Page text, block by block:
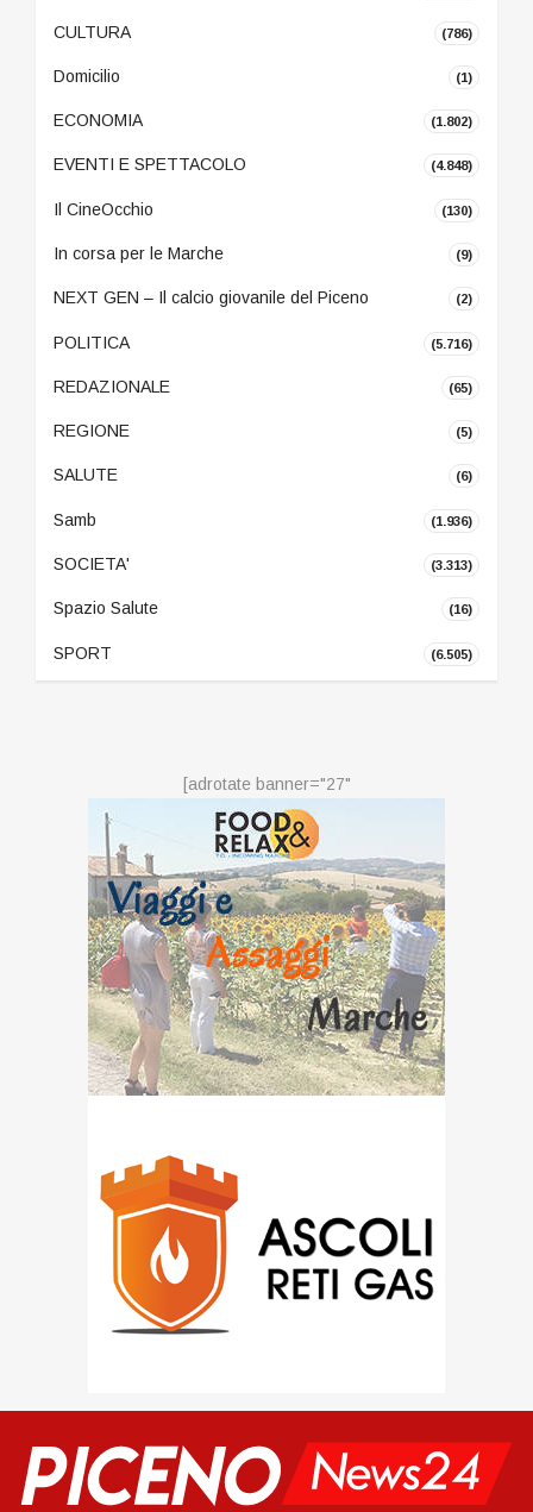
CULTURA (786)
Domicilio (1)
ECONOMIA (1.802)
EVENTI E SPETTACOLO (4.848)
Il CineOcchio (130)
In corsa per le Marche (9)
NEXT GEN – Il calcio giovanile del Piceno (2)
POLITICA (5.716)
REDAZIONALE (65)
REGIONE (5)
SALUTE (6)
Samb (1.936)
SOCIETA' (3.313)
Spazio Salute (16)
SPORT (6.505)
[adrotate banner="27"